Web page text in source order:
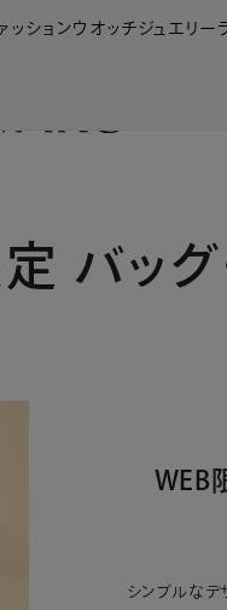
ッションウオッチジュエリー
バッグ
WEB
シンプルなデ